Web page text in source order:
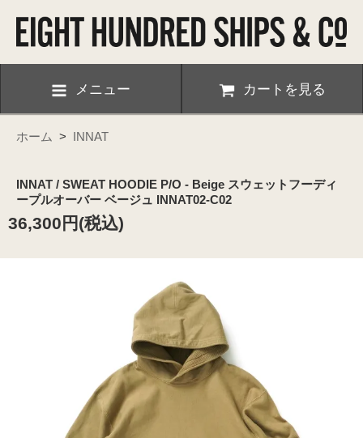
メニュー カートを見る
ホーム > INNAT
INNAT / SWEAT HOODIE P/O - Beige スウェットフーディ
ープルオーバー ベージュ INNAT02-C02
36,300円(税込)